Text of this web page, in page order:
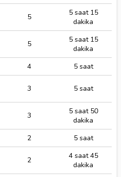
5
5 saat 15
dakika
5
5 saat 15
dakika
4
5 saat
3 5 saat
3
5 saat 50
dakika
2 5 saat
2
4 saat 45
dakika